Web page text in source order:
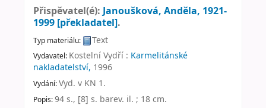
Přispěvatel(é): Janoušková, Anděla, 1921-
1999 [překladatel].
Typ materiálu: Text
Vydavatel: Kostelní Vydří : Karmelitánské
nakladatelství, 1996
Vydání:Vyd. v KN 1 .
Popis:94 s., [8] s. barev. il. ; 18 cm.